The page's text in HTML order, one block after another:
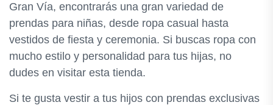
Gran Vía, encontrarás una gran variedad de
prendas para niñas, desde ropa casual hasta
vestidos de fiesta y ceremonia. Si buscas ropa con
mucho estilo y personalidad para tus hijas, no
dudes en visitar esta tienda.
Si te gusta vestir a tus hijos con prendas exclusivas